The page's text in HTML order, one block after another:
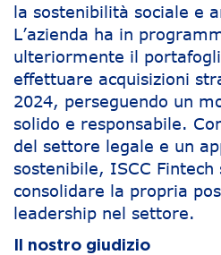
la sostenibilità sociale e
L’azienda ha in
ulteriormente il
effettuare acquisizioni
2024, perseguendo un
solido e responsabile.
del settore legale e un
sostenibile, ISCC Fintech
consolidare la propria
leadership nel settore.
Il nostro giudizio